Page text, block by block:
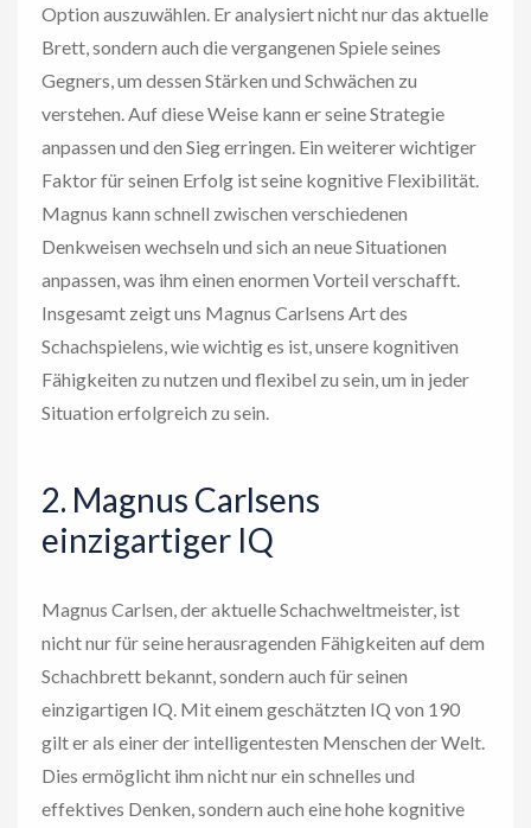
Option auszuwählen. Er analysiert nicht nur das aktuelle
Brett, sondern auch die vergangenen Spiele seines
Gegners, um dessen Stärken und Schwächen zu
verstehen. Auf diese Weise kann er seine Strategie
anpassen und den Sieg erringen. Ein weiterer wichtiger
Faktor für seinen Erfolg ist seine kognitive Flexibilität.
Magnus kann schnell zwischen verschiedenen
Denkweisen wechseln und sich an neue Situationen
anpassen, was ihm einen enormen Vorteil verschafft.
Insgesamt zeigt uns Magnus Carlsens Art des
Schachspielens, wie wichtig es ist, unsere kognitiven
Fähigkeiten zu nutzen und flexibel zu sein, um in jeder
Situation erfolgreich zu sein.
2. Magnus Carlsens
einzigartiger IQ
Magnus Carlsen, der aktuelle Schachweltmeister, ist
nicht nur für seine herausragenden Fähigkeiten auf dem
Schachbrett bekannt, sondern auch für seinen
einzigartigen IQ. Mit einem geschätzten IQ von 190
gilt er als einer der intelligentesten Menschen der Welt.
Dies ermöglicht ihm nicht nur ein schnelles und
effektives Denken, sondern auch eine hohe kognitive